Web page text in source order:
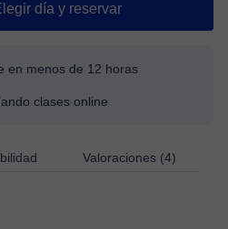
día y reservar
en menos de 12 horas
clases online
Valoraciones (4)